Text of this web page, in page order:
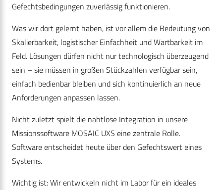
Gefechtsbedingungen zuverlässig funktionieren.
Was wir dort gelernt haben, ist vor allem die Bedeutung von
Skalierbarkeit, logistischer Einfachheit und Wartbarkeit im
Feld. Lösungen dürfen nicht nur technologisch überzeugend
sein – sie müssen in großen Stückzahlen verfügbar sein,
einfach bedienbar bleiben und sich kontinuierlich an neue
Anforderungen anpassen lassen.
Nicht zuletzt spielt die nahtlose Integration in unsere
Missionssoftware MOSAIC UXS eine zentrale Rolle.
Software entscheidet heute über den Gefechtswert eines
Systems.
Wichtig ist: Wir entwickeln nicht im Labor für ein ideales